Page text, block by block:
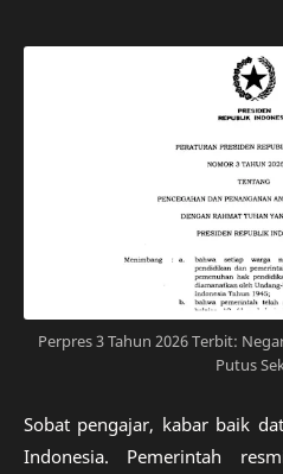
Perpres 3 Tahun 2026 Terbit:
Putus
Sobat pengajar, kabar baik
Indonesia. Pemerintah